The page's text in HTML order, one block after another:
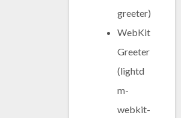
greeter)
WebKit
Greeter
(lightd
m-
webkit-